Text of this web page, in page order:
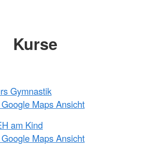
Kurse
Gymnastik
Maps Ansicht
am Kind
Maps Ansicht